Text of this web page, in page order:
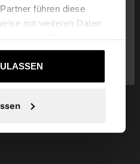
führen diese
mit weiteren Daten
der Dienste
Ja, bringen Sie mich
zu United States